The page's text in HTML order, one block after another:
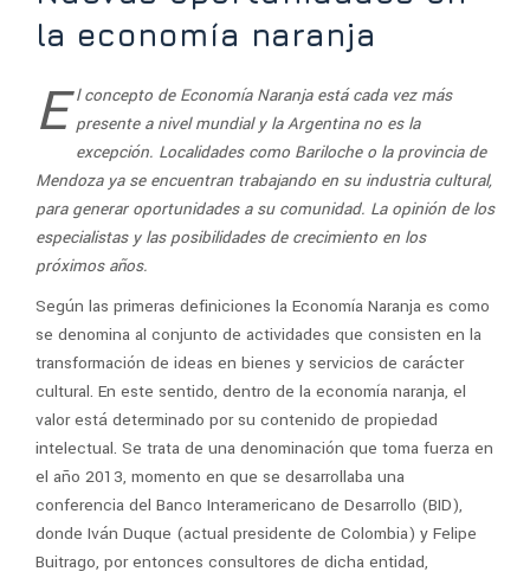
la economía naranja
E l concepto de Economía Naranja está cada vez más
presente a nivel mundial y la Argentina no es la
excepción. Localidades como Bariloche o la provincia de
Mendoza ya se encuentran trabajando en su industria cultural,
para generar oportunidades a su comunidad. La opinión de los
especialistas y las posibilidades de crecimiento en los
próximos años.
Según las primeras definiciones la Economía Naranja es como
se denomina al conjunto de actividades que consisten en la
transformación de ideas en bienes y servicios de carácter
cultural. En este sentido, dentro de la economía naranja, el
valor está determinado por su contenido de propiedad
intelectual. Se trata de una denominación que toma fuerza en
el año 2013, momento en que se desarrollaba una
conferencia del Banco Interamericano de Desarrollo (BID),
donde Iván Duque (actual presidente de Colombia) y Felipe
Buitrago, por entonces consultores de dicha entidad,